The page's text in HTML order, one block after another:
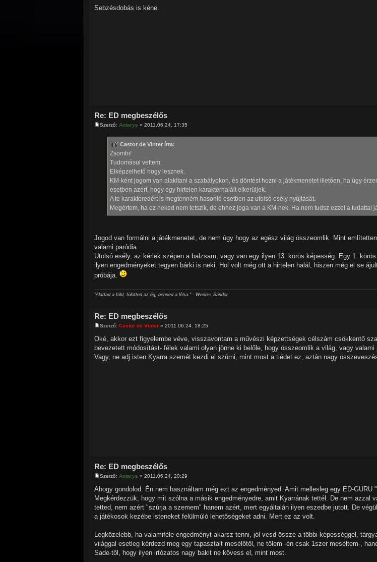
Sebzésdobás is kéne.
Re: ED megbeszélős
Szerző: Antarys » 2011.06.24. 17:35
Castor de Vinter írta:
Zsombi!
Tudomásul vettem.
Elképzelhető hogy lesznek.
KM-ként jogom van alakítani a szabályokon, és döntést hozni a játékmenetet illetően, ha úgy
esetben azért, hogy egy hirtelen karakterhalált elkerüljek.
A te karakteredért is megtenném hasonló esetben az utolsó esély nyújtását.
Megértem, ha ez neked nem tetszik, de ehhez joga van a KM-nek. Ha nem tudsz ezzel a tudattal
Jogod van formálni a játékmenetet, de nem úgy hogy az egész világ összeomlik. Mint
valami paródia.
Utolsó esély, az kérlek szépen a balzsam, vagy van egy ilyen 13. körös képesség. Egy 1.
ilyen engedményeket tegyen bárki is neki. Hol volt még ott a hirtelen halál, hiszen még el se
próbája.
"Alattad a föld, fölötted az ég, benned a létra." - Weöres Sándor
Re: ED megbeszélős
Szerző: Castor de Vinter » 2011.06.24. 18:25
Oké, akkor ezt figyelembe véve, visszavontam a művészi képzettségek célszám csökkentő
bevezetett módosítást- félek valami olyan jönne ki belőle, hogy összeomlik a világ, vagy valami
Vagy, ne adj isten Kyarra szemét kezdi el szúrni, mint most a tiédet ez, aztán nagy
Re: ED megbeszélős
Szerző: Antarys » 2011.06.24. 20:29
Ahogy gondolod. Én nem használtam még ezt az engedményed. Amit mellesleg egy ED-GURU
Megkérdezzük, hogy mit szólna a másik engedményedre, amit Kyarrának tettél. De nem azzal
tetted, nem azért "szúrja a szemem" hanem azért, mert egyáltalán ilyen eszedbe jutott. De
a játékosok kezébe isteneket felülmúló lehetőségeket adni. Mert ez az volt.
Legközelebb, ha valamiféle engedményt akarsz tenni, jól vesd össze a többi képességgel,
világgal esetleg kérdezd meg egy tapasztalt mesélőtől, ne tőlem -én csak 1szer meséltem-,
Sade-től, hogy ilyen irtózatos nagy bakit ne kövess el, mint most.